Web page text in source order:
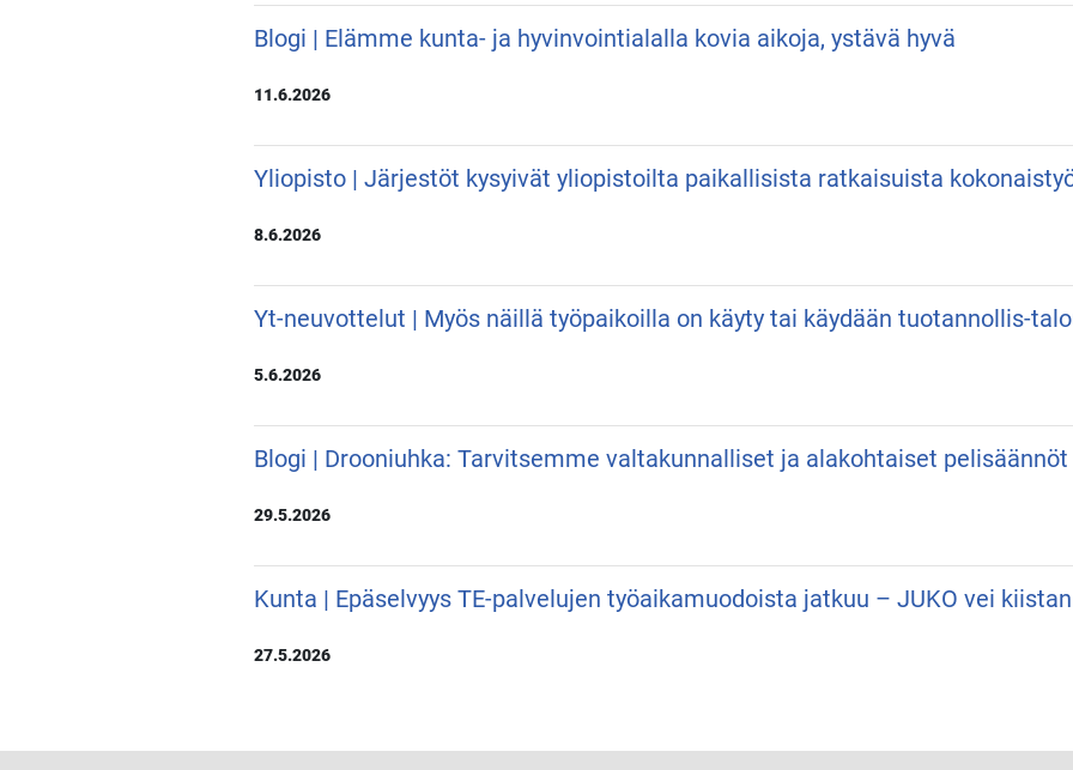
Blogi | Elämme kunta- ja hyvinvointialalla kovia aikoja, ystävä hyvä
11.6.2026
Yliopisto | Järjestöt kysyivät yliopistoilta paikallisista ratkaisuista
8.6.2026
Yt-neuvottelut | Myös näillä työpaikoilla on käyty tai käydään tuotannollis-
5.6.2026
Blogi | Drooniuhka: Tarvitsemme valtakunnalliset ja alakohtaiset pelisäännöt
29.5.2026
Kunta | Epäselvyys TE-palvelujen työaikamuodoista jatkuu – JUKO vei
27.5.2026